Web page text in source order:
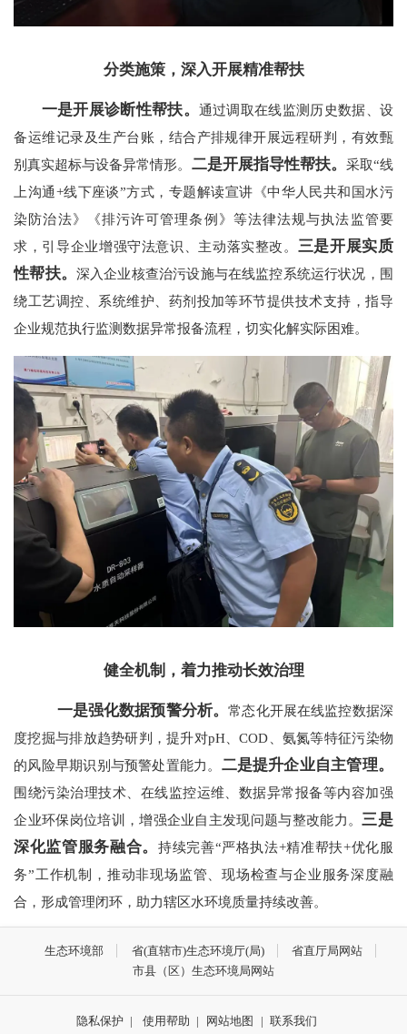
分类施策，深入开展精准帮扶
一是开展诊断性帮扶。 通过调取在线监测历史数据、设
备运维记录及生产台账，结合产排规律开展远程研判，有效甄
别真实超标与设备异常情形。 二是开展指导性帮扶。 采取“线
上沟通+线下座谈”方式，专题解读宣讲《中华人民共和国水污
染防治法》《排污许可管理条例》等法律法规与执法监管要
求，引导企业增强守法意识、主动落实整改。 三是开展实质
性帮扶。 深入企业核查治污设施与在线监控系统运行状况，围
绕工艺调控、系统维护、药剂投加等环节提供技术支持，指导
企业规范执行监测数据异常报备流程，切实化解实际困难。
健全机制，着力推动长效治理
一是强化数据预警分析。常态化开展在线监控数据深
度挖掘与排放趋势研判，提升对pH、COD、氨氮等特征污染物
的风险早期识别与预警处置能力。 二是提升企业自主管理。
围绕污染治理技术、在线监控运维、数据异常报备等内容加强
企业环保岗位培训，增强企业自主发现问题与整改能力。 三是
深化监管服务融合。 持续完善“严格执法+精准帮扶+优化服
务”工作机制，推动非现场监管、现场检查与企业服务深度融
合，形成管理闭环，助力辖区水环境质量持续改善。
生态环境部 省(直辖市)生态环境厅(局)
省直厅局网站
市县（区）生态环境局网站
隐私保护 | 使用帮助 | 网站地图 | 联系我们